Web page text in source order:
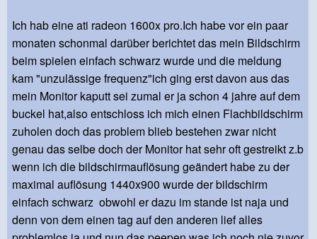
Ich hab eine ati radeon 1600x pro.Ich habe vor ein paar
monaten schonmal darüber berichtet das mein Bildschirm
beim spielen einfach schwarz wurde und die meldung
kam "unzulässige frequenz"ich ging erst davon aus das
mein Monitor kaputt sei zumal er ja schon 4 jahre auf dem
buckel hat,also entschloss ich mich einen Flachbildschirm
zuholen doch das problem blieb bestehen zwar nicht
genau das selbe doch der Monitor hat sehr oft gestreikt z.b
wenn ich die bildschirmauflösung geändert habe zu der
maximal auflösung 1440x900 wurde der bildschirm
einfach schwarz obwohl er dazu im stande ist naja und
denn von dem einen tag auf den anderen lief alles